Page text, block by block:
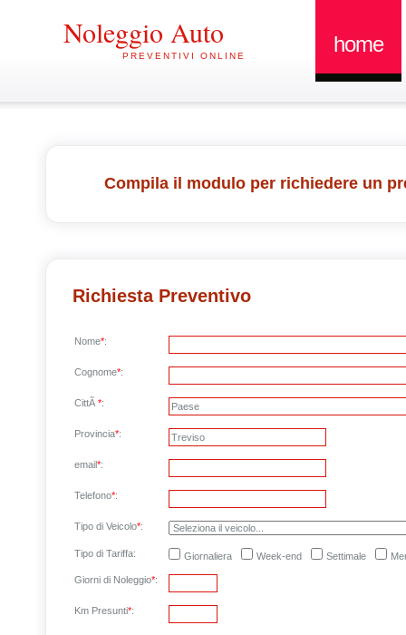
Noleggio Auto
PREVENTIVI ONLINE home
Compila il modulo per richiedere un
Richiesta Preventivo
Nome*:
Cognome*:
CittÃ *:
Provincia*:
email*:
Telefono*:
Tipo di Veicolo*:
Tipo di Tariffa: Giornaliera Week-end Settimale
Giorni di Noleggio*:
Km Presunti*: